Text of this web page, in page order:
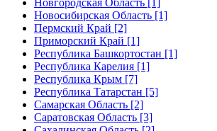
Новгородская Область [1]
Новосибирская Область [1]
Пермский Край [2]
Приморский Край [1]
Республика Башкортостан [1]
Республика Карелия [1]
Республика Крым [7]
Республика Татарстан [5]
Самарская Область [2]
Саратовская Область [3]